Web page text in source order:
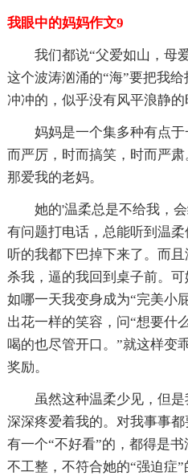
我眼中的妈妈作文9
我们都说“父爱如山，母爱
这个波涛汹涌的“海”要把我
冲冲的，似乎没有风平浪静的
妈妈是一个集多种有点于
而严厉，时而搞笑，时而严
那爱我的老妈。
她的'温柔总是不给我，会
有问题打电话，总能听到温
听的我都下巴掉下来了。而
杀我，逼的我回到桌子前。
如哪一天我变身成为“完美小
出花一样的笑容，问“想要什
喝的也尽管开口。”就这样变
奖励。
虽然这种温柔少见，但是
深深疼爱着我的。对我事事
有一个“不好看”的，都得是
不工整，不符合她的“强迫症